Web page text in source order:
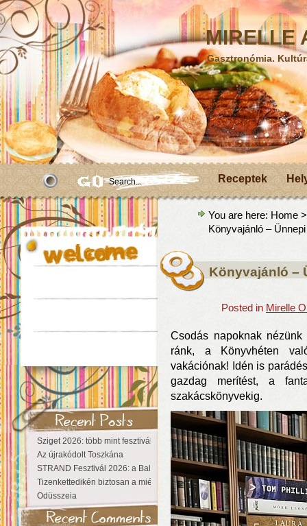
MIRELLE
Gasztronómia.
Receptek
Sziget 2026: több mint fesztivál, egy városnyi élmény
Az újrakódolt Toszkána
STRAND Fesztivál 2026: a Balaton partján a nyár még tart!
Tizenkettedikén biztosan a miénk a Sziget!
Odüsszeia
You are here: Home
Könyvajánló –
Könyvajánló –
Posted in Mirelle
Csodás napoknak
ránk, a Könyvhéten
vakációnak! Idén is
gazdag merítést, a
szakácskönyvekig.